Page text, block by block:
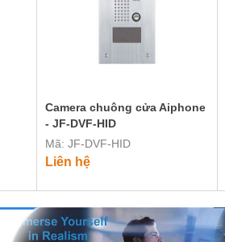
Camera chuông cửa Aiphone
- JF-DVF-HID
Mã: JF-DVF-HID
Liên hệ